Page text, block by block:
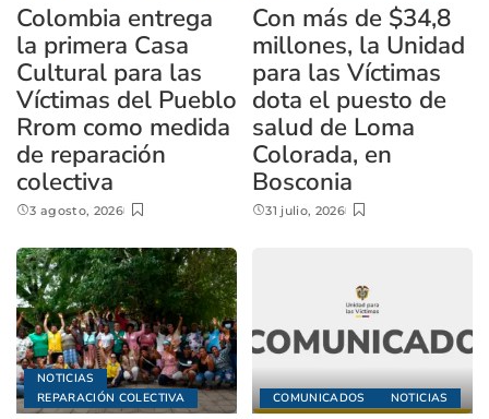
Colombia entrega
la primera Casa
Cultural para las
Víctimas del Pueblo
Rrom como medida
de reparación
colectiva
3 agosto, 2026
Con más de $34,8
millones, la Unidad
para las Víctimas
dota el puesto de
salud de Loma
Colorada, en
Bosconia
31 julio, 2026
NOTICIAS
REPARACIÓN COLECTIVA
COMUNICADOS NOTICIAS